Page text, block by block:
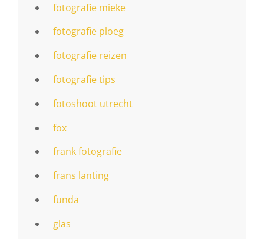
fotografie mieke
fotografie ploeg
fotografie reizen
fotografie tips
fotoshoot utrecht
fox
frank fotografie
frans lanting
funda
glas